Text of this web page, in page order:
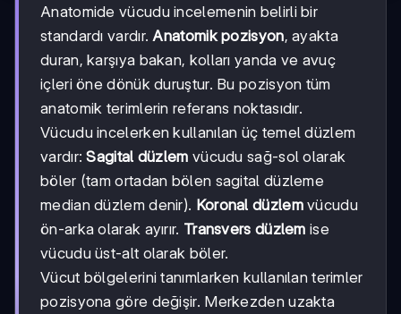
Anatomide vücudu incelemenin belirli bir
standardı vardır. Anatomik pozisyon, ayakta
duran, karşıya bakan, kolları yanda ve avuç
içleri öne dönük duruştur. Bu pozisyon tüm
anatomik terimlerin referans noktasıdır.
Vücudu incelerken kullanılan üç temel düzlem
vardır:Sagital düzlem vücudu sağ-sol olarak
böler (tam ortadan bölen sagital düzleme
median düzlem denir). Koronal düzlemvücudu
ön-arka olarak ayırır. Transvers düzlem ise
vücudu üst-alt olarak böler.
Vücut bölgelerini tanımlarken kullanılan terimler
pozisyona göre değişir. Merkezden uzakta